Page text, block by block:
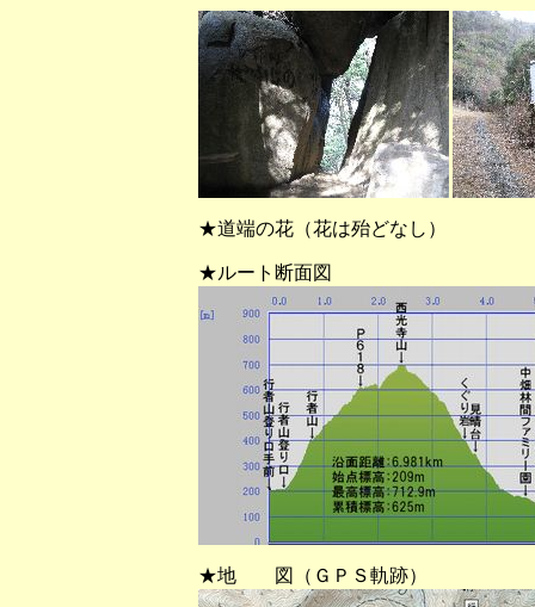
★道端の花（花は殆どなし）
★ルート断面図
★地 図（ＧＰＳ軌跡）